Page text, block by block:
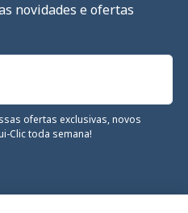
novidades e ofertas
ofertas exclusivas, novos
Clic toda semana!